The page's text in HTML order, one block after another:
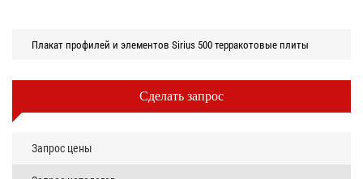
Плакат профилей и элементов Sirius 500 терракотовые плиты
Сделать запрос
Запрос цены